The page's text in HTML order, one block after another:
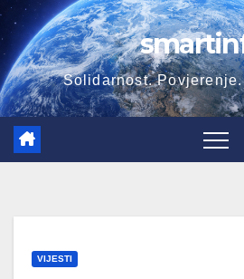
Skip
to
content
Solidarnost.
VIJESTI